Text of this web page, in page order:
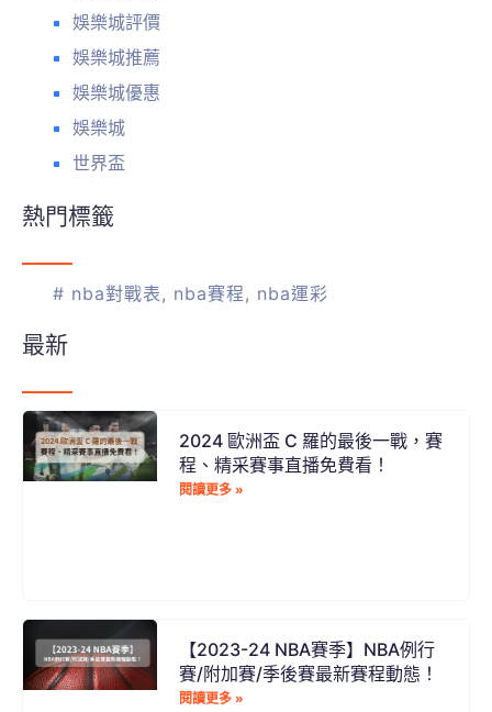
娛樂城評價
娛樂城推薦
娛樂城優惠
娛樂城
世界盃
熱門標籤
# nba對戰表 , nba賽程 , nba運彩
最新
2024 歐洲盃 C 羅的最後一戰，賽
程、精采賽事直播免費看！
閱讀更多 »
【2023-24 NBA賽季】NBA例行
賽/附加賽/季後賽最新賽程動態！
閱讀更多 »